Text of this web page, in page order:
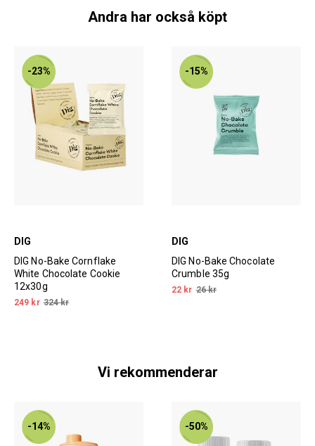
Andra har också köpt
-23%
DIG
DIG No-Bake Cornflake
White Chocolate Cookie
12x30g
249 kr 324 kr
-15%
DIG
DIG No-Bake Chocolate
Crumble 35g
22 kr 26 kr
Vi rekommenderar
-14% -50%